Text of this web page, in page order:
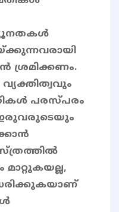
ശ്രമിക്കണം.
പരസ്പരം
ഇരുവരുടെയും
ധരിക്കുകയാണ്